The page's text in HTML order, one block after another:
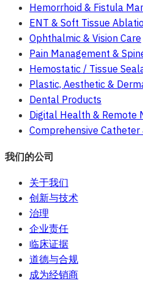
Hemorrhoid & Fistula
ENT & Soft Tissue
Ophthalmic & Vision Care
Pain Management &
Hemostatic / Tissue
Plastic, Aesthetic &
Dental Products
Digital Health & Remote
Comprehensive Catheter
我们的公司
关于我们
创新与技术
治理
企业责任
临床证据
道德与合规
成为经销商